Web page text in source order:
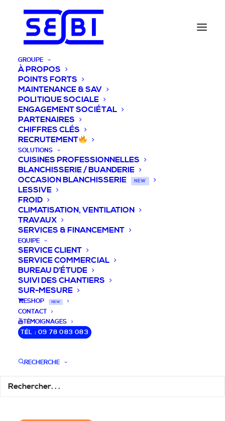
GROUPE
À PROPOS
POINTS FORTS
MAINTENANCE & SAV
POLITIQUE SOCIALE
ENGAGEMENT SOCIÉTAL
PARTENAIRES
CHIFFRES CLÉS
RECRUTEMENT
SOLUTIONS
CUISINES PROFESSIONNELLES
BLANCHISSERIE / BUANDERIE
OCCASION BLANCHISSERIE
NEW
LESSIVE
FROID
CLIMATISATION, VENTILATION
TRAVAUX
SERVICES & FINANCEMENT
EQUIPE
SERVICE CLIENT
SERVICE COMMERCIAL
BUREAU D’ÉTUDE
SUIVI DES CHANTIERS
SUR-MESURE
ESHOP NEW
CONTACT
TÉMOIGNAGES
TÉL : 09 78 083 083
RECHERCHE
DEVIS / CONSEILS /
QUESTIONS
votre projet de blanchisserie intégrée!